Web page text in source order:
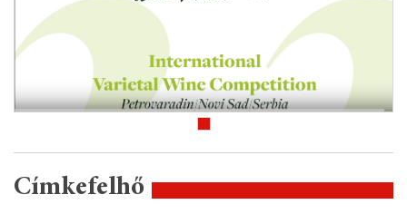
Címkefelhő